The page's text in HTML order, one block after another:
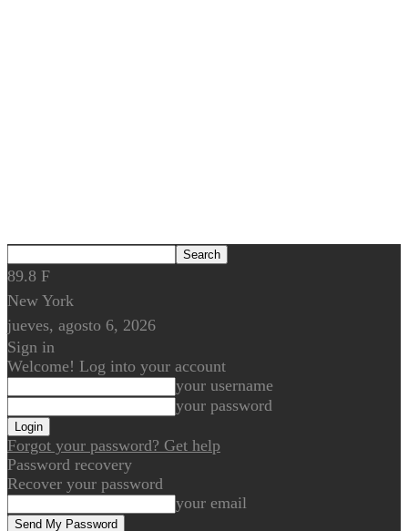
89.8 F
New York
jueves, agosto 6, 2026
Sign in
Welcome! Log into your account
your username
your password
Forgot your password? Get help
Password recovery
Recover your password
your email